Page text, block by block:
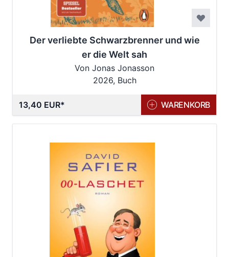
Der verliebte Schwarzbrenner und wie
er die Welt sah
Von Jonas Jonasson
2026, Buch
13,40 EUR WARENKORB